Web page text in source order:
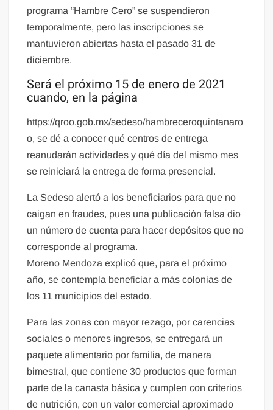
programa “Hambre Cero” se suspendieron
temporalmente, pero las inscripciones se
mantuvieron abiertas hasta el pasado 31 de
diciembre.
Será el próximo 15 de enero de 2021
cuando, en la página
https://qroo.gob.mx/sedeso/hambreceroquintanaro
o, se dé a conocer qué centros de entrega
reanudarán actividades y qué día del mismo mes
se reiniciará la entrega de forma presencial.
La Sedeso alertó a los beneficiarios para que no
caigan en fraudes, pues una publicación falsa dio
un número de cuenta para hacer depósitos que no
corresponde al programa.
Moreno Mendoza explicó que, para el próximo
año, se contempla beneficiar a más colonias de
los 11 municipios del estado.
Para las zonas con mayor rezago, por carencias
sociales o menores ingresos, se entregará un
paquete alimentario por familia, de manera
bimestral, que contiene 30 productos que forman
parte de la canasta básica y cumplen con criterios
de nutrición, con un valor comercial aproximado